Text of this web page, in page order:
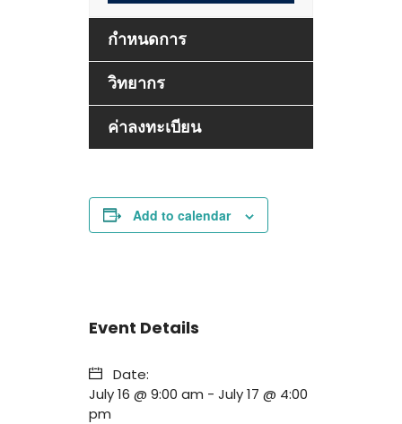
กำหนดการ
วิทยากร
ค่าลงทะเบียน
Add to calendar
Event Details
Date:
July 16 @ 9:00 am - July 17 @ 4:00
pm